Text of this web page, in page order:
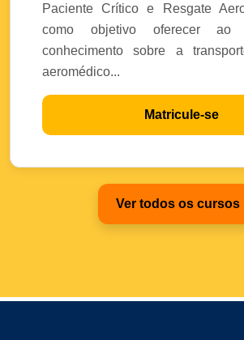
Paciente Crítico e Resgate
como objetivo oferecer ao
conhecimento sobre a
aeromédico...
Matricule-se
Ver todos os cursos